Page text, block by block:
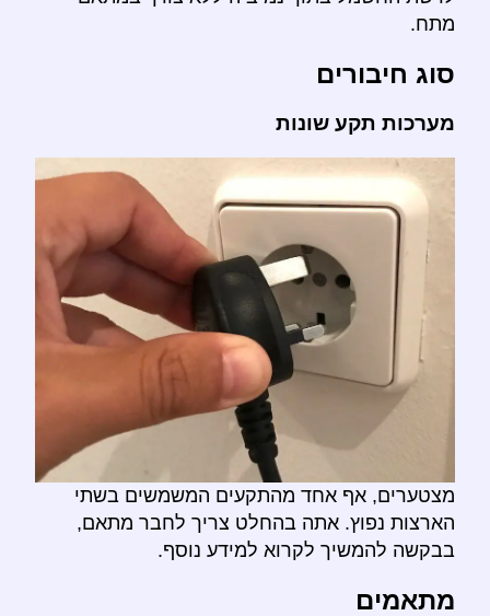
מתח.
סוג חיבורים
מערכות תקע שונות
מצטערים, אף אחד מהתקעים המשמשים בשתי
הארצות נפוץ. אתה בהחלט צריך לחבר מתאם,
בבקשה להמשיך לקרוא למידע נוסף.
מתאמים